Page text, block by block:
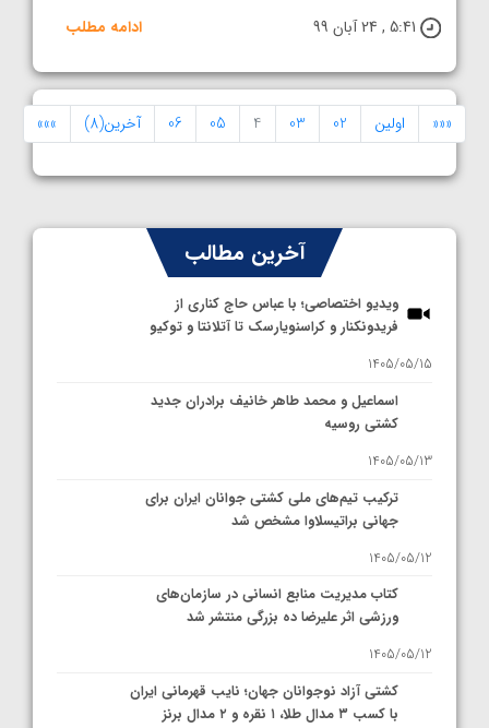
5:41 , 24 آبان 99
ادامه مطلب
««« اولین 02
03
4
05
06 آخرین(8) »»»
آخرین مطالب
ویدیو اختصاصی؛ با عباس حاج کناری از
فریدونکنار و کراسنویارسک تا آتلانتا و توکیو
1405/05/15
اسماعیل و محمد طاهر خانیف برادران جدید
کشتی روسیه
1405/05/13
ترکیب تیم‌های ملی کشتی جوانان ایران برای
جهانی براتیسلاوا مشخص شد
1405/05/12
کتاب مدیریت منابع انسانی در سازمان‌های
ورزشی اثر علیرضا ده بزرگی منتشر شد
1405/05/12
کشتی آزاد نوجوانان جهان؛ نایب قهرمانی ایران
با کسب ۳ مدال طلا، ۱ نقره و ۲ مدال برنز